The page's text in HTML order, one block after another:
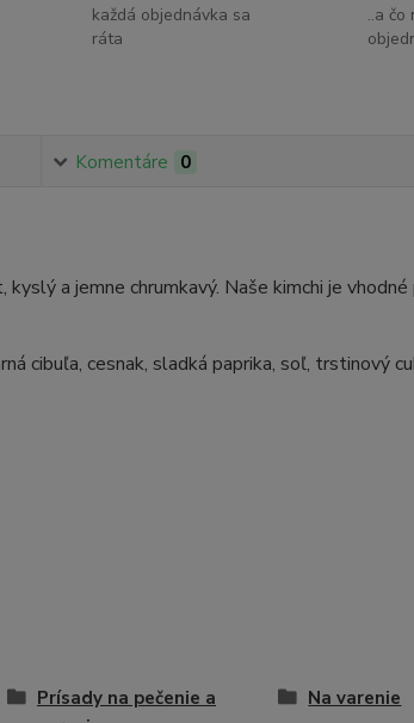
každá objednávka sa
ráta
..a čo
Komentáre 0
a jemne chrumkavý. Naše kimchi je vhodné
cibuľa, cesnak, sladká paprika, soľ, trstinový
Prísady na pečenie a
Na varenie